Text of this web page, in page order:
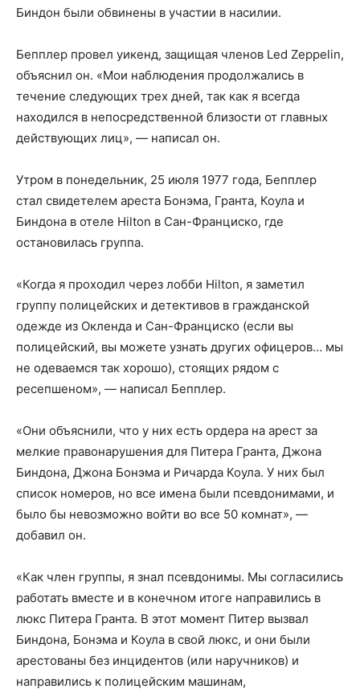
Биндон были обвинены в участии в насилии.
Бепплер провел уикенд, защищая членов Led Zeppelin,
объяснил он. «Мои наблюдения продолжались в
течение следующих трех дней, так как я всегда
находился в непосредственной близости от главных
действующих лиц», — написал он.
Утром в понедельник, 25 июля 1977 года, Бепплер
стал свидетелем ареста Бонэма, Гранта, Коула и
Биндона в отеле Hilton в Сан-Франциско, где
остановилась группа.
«Когда я проходил через лобби Hilton, я заметил
группу полицейских и детективов в гражданской
одежде из Окленда и Сан-Франциско (если вы
полицейский, вы можете узнать других офицеров… мы
не одеваемся так хорошо), стоящих рядом с
ресепшеном», — написал Бепплер.
«Они объяснили, что у них есть ордера на арест за
мелкие правонарушения для Питера Гранта, Джона
Биндона, Джона Бонэма и Ричарда Коула. У них был
список номеров, но все имена были псевдонимами, и
было бы невозможно войти во все 50 комнат», —
добавил он.
«Как член группы, я знал псевдонимы. Мы согласились
работать вместе и в конечном итоге направились в
люкс Питера Гранта. В этот момент Питер вызвал
Биндона, Бонэма и Коула в свой люкс, и они были
арестованы без инцидентов (или наручников) и
направились к полицейским машинам,